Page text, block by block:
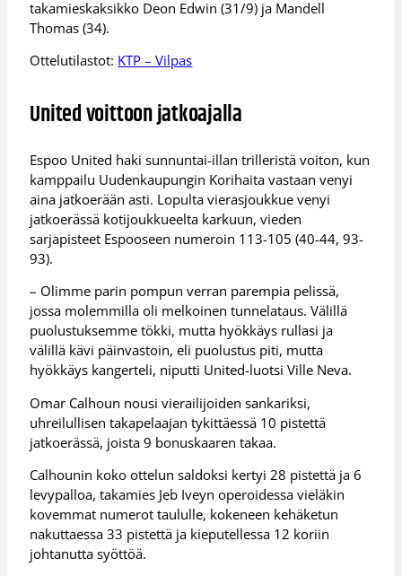
takamieskaksikko Deon Edwin (31/9) ja Mandell
Thomas (34).
Ottelutilastot: KTP – Vilpas
United voittoon jatkoajalla
Espoo United haki sunnuntai-illan trilleristä voiton, kun
kamppailu Uudenkaupungin Korihaita vastaan venyi
aina jatkoerään asti. Lopulta vierasjoukkue venyi
jatkoerässä kotijoukkueelta karkuun, vieden
sarjapisteet Espooseen numeroin 113-105 (40-44, 93-
93).
– Olimme parin pompun verran parempia pelissä,
jossa molemmilla oli melkoinen tunnelataus. Välillä
puolustuksemme tökki, mutta hyökkäys rullasi ja
välillä kävi päinvastoin, eli puolustus piti, mutta
hyökkäys kangerteli, niputti United-luotsi Ville Neva.
Omar Calhoun nousi vierailijoiden sankariksi,
uhreilullisen takapelaajan tykittäessä 10 pistettä
jatkoerässä, joista 9 bonuskaaren takaa.
Calhounin koko ottelun saldoksi kertyi 28 pistettä ja 6
levypalloa, takamies Jeb Iveyn operoidessa vieläkin
kovemmat numerot taululle, kokeneen kehäketun
nakuttaessa 33 pistettä ja kieputellessa 12 koriin
johtanutta syöttöä.